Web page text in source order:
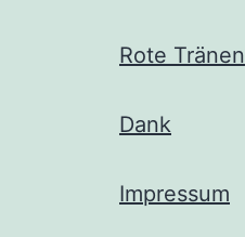
Rote Tränen
Dank
Impressum